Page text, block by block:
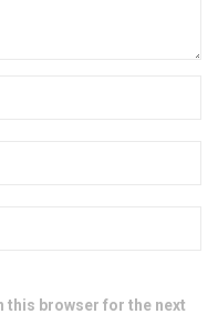
this browser for the next